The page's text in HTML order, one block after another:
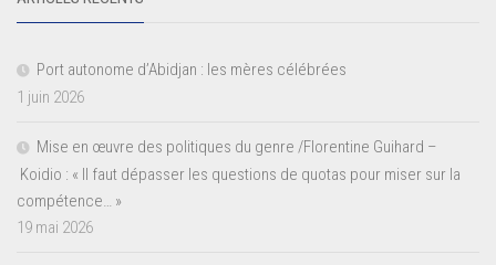
Port autonome d’Abidjan : les mères célébrées
1 juin 2026
Mise en œuvre des politiques du genre /Florentine Guihard –
Koidio : « Il faut dépasser les questions de quotas pour miser sur la
compétence… »
19 mai 2026